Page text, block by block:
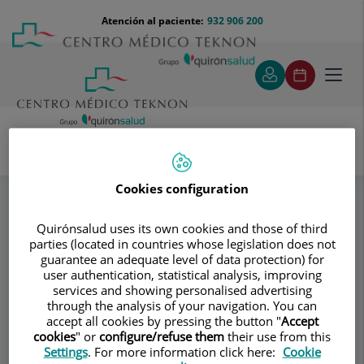
contenido
Menú
teléfono
cabecera
932 906 200
Atención al paciente:
Dr. César Garcia Madrid
Servicios Médicos
Angiología Médica
Consultorio
Dr. César Garcia
Madrid
ANGIOLOGÍA Y CIRUGÍA VASCULAR
Cookies configuration
Quirónsalud uses its own cookies and those of third
parties (located in countries whose legislation does not
guarantee an adequate level of data protection) for
user authentication, statistical analysis, improving
services and showing personalised advertising
through the analysis of your navigation. You can
accept all cookies by pressing the button "Accept
cookies" or configure/refuse them their use from this
Settings. For more information click here: Cookie